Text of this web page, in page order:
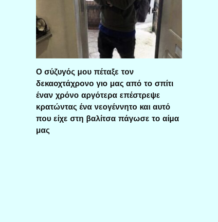
Ο σύζυγός μου πέταξε τον
δεκαοχτάχρονο γιο μας από το σπίτι
έναν χρόνο αργότερα επέστρεψε
κρατώντας ένα νεογέννητο και αυτό
που είχε στη βαλίτσα πάγωσε το αίμα
μας